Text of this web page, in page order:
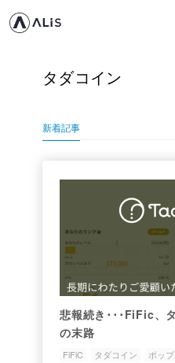
タダコイン
新着記事
悲報続き･･･FiFic、
の末路
FiFiC タダコイン ポッ